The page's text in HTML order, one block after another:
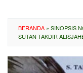
BERANDA » SINOPSIS
SUTAN TAKDIR